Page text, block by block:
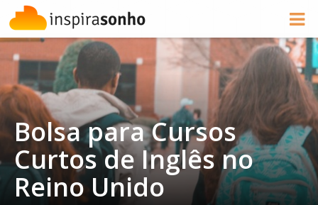
Bolsa para Cursos
Curtos de Inglês no
Reino Unido